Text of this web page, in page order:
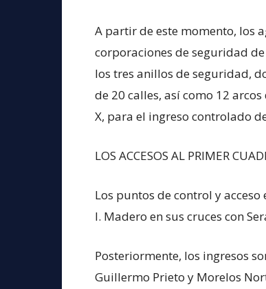
A partir de este momento, los
corporaciones de seguridad
los tres anillos de seguridad,
de 20 calles, así como 12
X, para el ingreso controlado
LOS ACCESOS AL PRIMER
Los puntos de control y
I. Madero en sus cruces con
Posteriormente, los ingresos
Guillermo Prieto y Morelos